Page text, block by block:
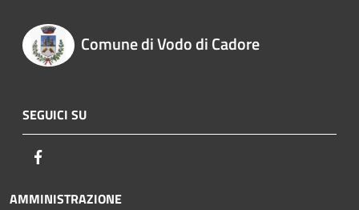
Comune di Vodo di Cadore
SEGUICI SU
AMMINISTRAZIONE